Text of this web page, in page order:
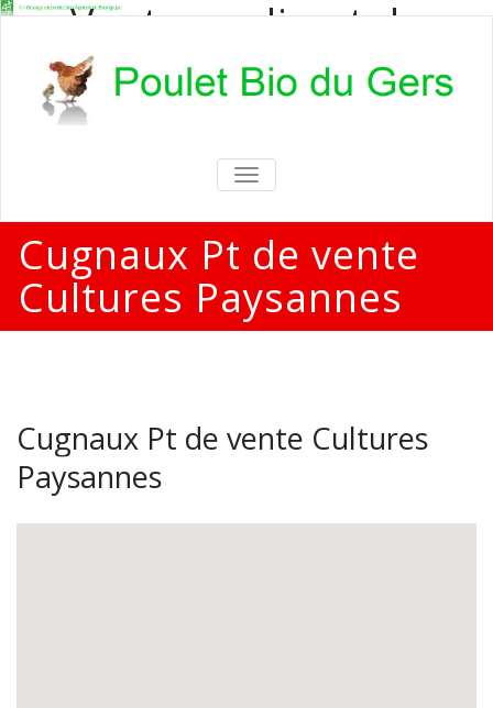
Vente en direct de
poulets bio
Vente en direct de poulets bio aux
particuliers et professionnels
TOGGLE
NAVIGATION
Cugnaux Pt de vente
Cultures Paysannes
Cugnaux Pt de vente Cultures
Paysannes